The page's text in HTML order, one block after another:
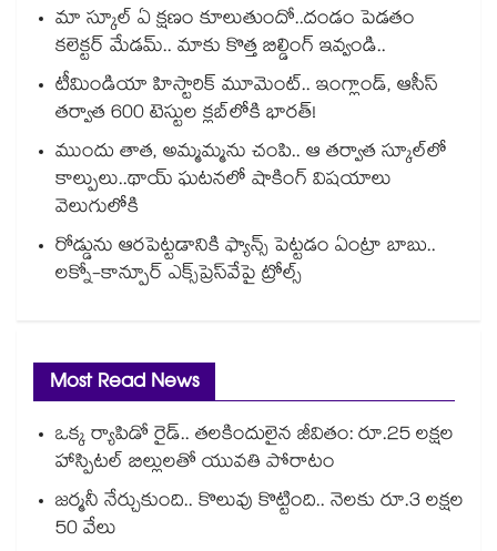
మా స్కూల్ ఏ క్షణం కూలుతుందో..దండం పెడతం
కలెక్టర్ మేడమ్.. మాకు కొత్త బిల్డింగ్ ఇవ్వండి..
టీమిండియా హిస్టారిక్ మూమెంట్.. ఇంగ్లాండ్, ఆసీస్
తర్వాత 600 టెస్టుల క్లబ్‌లోకి భారత్!
ముందు తాత, అమ్మమ్మను చంపి.. ఆ తర్వాత స్కూల్‌లో
కాల్పులు..థాయ్ ఘటనలో షాకింగ్ విషయాలు
వెలుగులోకి
రోడ్డును ఆరపెట్టడానికి ఫ్యాన్స్ పెట్టడం ఏంట్రా బాబు..
లక్నో-కాన్పూర్ ఎక్స్‌ప్రెస్‌వేపై ట్రోల్స్
Most Read News
ఒక్క ర్యాపిడో రైడ్.. తలకిందులైన జీవితం: రూ.25 లక్షల
హాస్పిటల్ బిల్లులతో యువతి పోరాటం
జర్మనీ నేర్చుకుంది.. కొలువు కొట్టింది.. నెలకు రూ.3 లక్షల
50 వేలు